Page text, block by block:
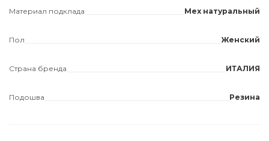
Материал подклада Мех натуральный
Пол Женский
Страна бренда ИТАЛИЯ
Подошва Резина